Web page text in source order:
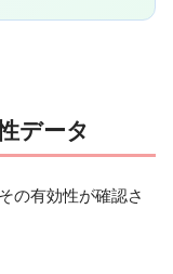
データ
の有効性が確認さ